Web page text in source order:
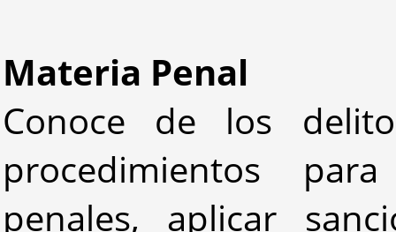
Materia Penal
Conoce de los
procedimientos
penales, aplicar